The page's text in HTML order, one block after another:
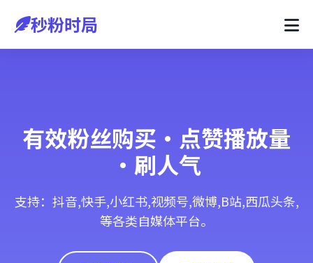
秒粉时局
有效粉丝购买·点赞播放量
·刷人气
支持：抖音,快手,小红书,视频号,微博,B站,西瓜头条,
等各类自媒体平台。